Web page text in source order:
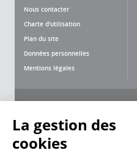
Nous contacter
Charte d'utilisation
Plan du site
Données personnelles
Mentions légales
La gestion des
cookies